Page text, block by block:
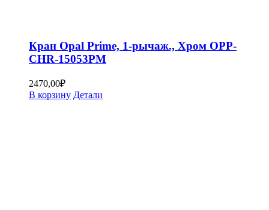
Кран Opal Prime, 1-рычаж., Хром OPP-
CHR-15053PM
2470,00₽
В корзину Детали